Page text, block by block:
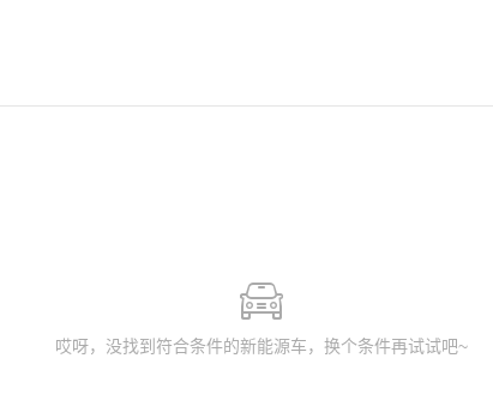
哎呀，没找到符合条件的新能源车，换个条件再试试吧~